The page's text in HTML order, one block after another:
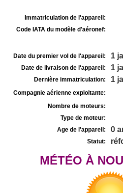
Immatriculation de l'appareil:
Code IATA du modèle d'aéronef:
Date du premier vol de l'appareil: 1
Date de livraison de l'appareil: 1
Dernière immatriculation: 1
Compagnie aérienne exploitante:
Nombre de moteurs:
Type de moteur:
Age de l'appareil:
0
Statut:
MÉTÉO À